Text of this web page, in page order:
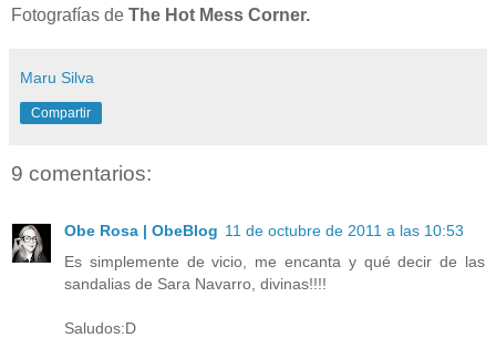
Fotografías de The Hot Mess Corner.
Maru Silva
Compartir
9 comentarios:
Obe Rosa | ObeBlog 11 de octubre de 2011 a las 10:53
Es simplemente de vicio, me encanta y qué decir de las
sandalias de Sara Navarro, divinas!!!!
Saludos:D